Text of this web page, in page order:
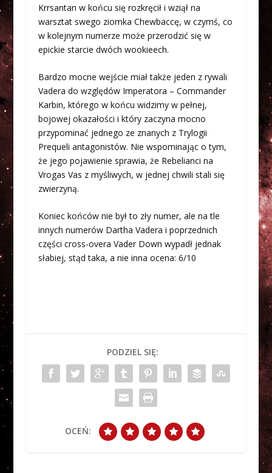
Krrsantan w końcu się rozkręcił i wziął na
warsztat swego ziomka Chewbaccę, w czymś, co
w kolejnym numerze może przerodzić się w
epickie starcie dwóch wookieech.
Bardzo mocne wejście miał także jeden z rywali
Vadera do względów Imperatora – Commander
Karbin, którego w końcu widzimy w pełnej,
bojowej okazałości i który zaczyna mocno
przypominać jednego ze znanych z Trylogii
Prequeli antagonistów. Nie wspominając o tym,
że jego pojawienie sprawia, że Rebelianci na
Vrogas Vas z myśliwych, w jednej chwili stali się
zwierzyną.
Koniec końców nie był to zły numer, ale na tle
innych numerów Dartha Vadera i poprzednich
części cross-overa Vader Down wypadł jednak
słabiej, stąd taka, a nie inna ocena: 6/10
PODZIEL SIĘ:
OCEŃ: